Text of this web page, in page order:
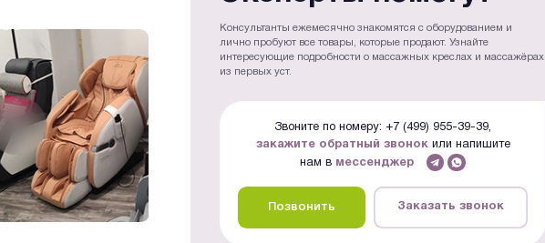
#Видеообзор
Консультанты ежемесячно знакомятся с оборудованием и
лично пробуют все товары, которые продают. Узнайте
интересующие подробности о массажных креслах и массажёрах
из первых уст.
Звоните по номеру: +7 (499) 955-39-39,
закажите обратный звонокили напишите
нам в мессенджер
Позвонить Заказать звонок